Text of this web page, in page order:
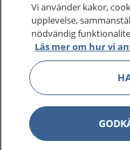
1177 på flera språk
Om 1177
Vi använder kakor,
upplevelse,
nödvändig
Läs mer om hur vi